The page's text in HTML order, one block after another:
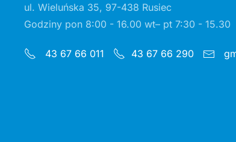
ul. Wieluńska 35, 97-438 Rusiec
Godziny pon 8:00 - 16.00 wt– pt 7:30 - 15.30
43 67 66 011 43 67 66 290